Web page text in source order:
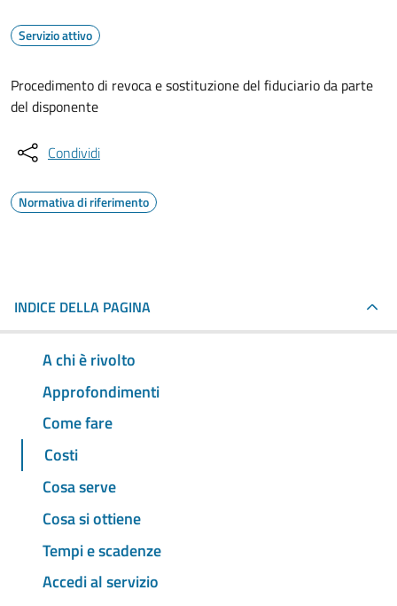
Servizio attivo
Procedimento di revoca e sostituzione del fiduciario da parte
del disponente
Condividi
Normativa di riferimento
INDICE DELLA PAGINA
A chi è rivolto
Approfondimenti
Come fare
Costi
Cosa serve
Cosa si ottiene
Tempi e scadenze
Accedi al servizio